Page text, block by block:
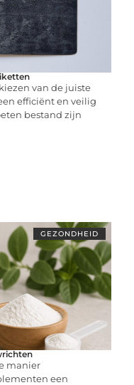
van de juiste
efficiënt en veilig
bestand zijn
GEZONDHEID
manier
een